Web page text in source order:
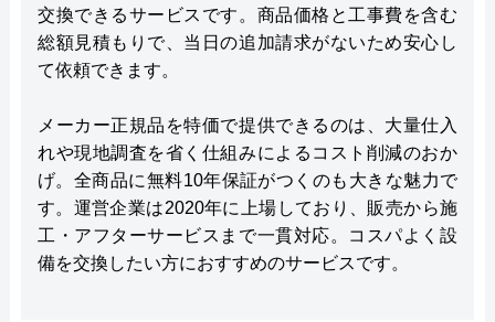
交換できるサービスです。商品価格と工事費を含む
総額見積もりで、当日の追加請求がないため安心し
て依頼できます。
メーカー正規品を特価で提供できるのは、大量仕入
れや現地調査を省く仕組みによるコスト削減のおか
げ。全商品に無料10年保証がつくのも大きな魅力で
す。運営企業は2020年に上場しており、販売から施
工・アフターサービスまで一貫対応。コスパよく設
備を交換したい方におすすめのサービスです。